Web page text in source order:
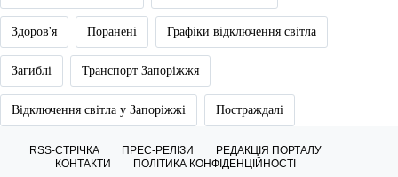
Здоров'я Поранені Графіки відключення світла
Загиблі Транспорт Запоріжжя
Відключення світла у Запоріжжі Постраждалі
RSS-СТРІЧКА ПРЕС-РЕЛІЗИ
РЕДАКЦІЯ ПОРТАЛУ
КОНТАКТИ
ПОЛІТИКА КОНФІДЕНЦІЙНОСТІ